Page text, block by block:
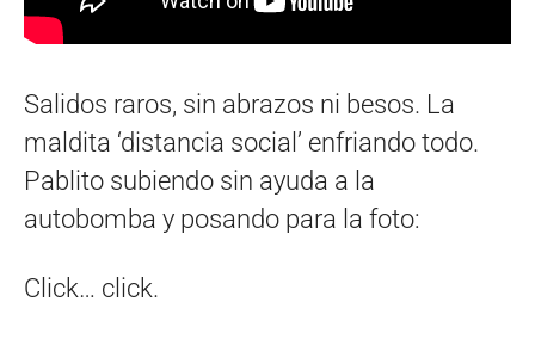
Salidos raros, sin abrazos ni besos. La
maldita ‘distancia social’ enfriando todo.
Pablito subiendo sin ayuda a la
autobomba y posando para la foto:
Click… click.